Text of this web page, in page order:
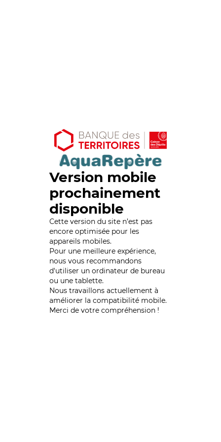
Version mobile
prochainement
disponible
Cette version du site n’est pas
encore optimisée pour les
appareils mobiles.
Pour une meilleure expérience,
nous vous recommandons
d'utiliser un ordinateur de bureau
ou une tablette.
Nous travaillons actuellement à
améliorer la compatibilité mobile.
Merci de votre compréhension !